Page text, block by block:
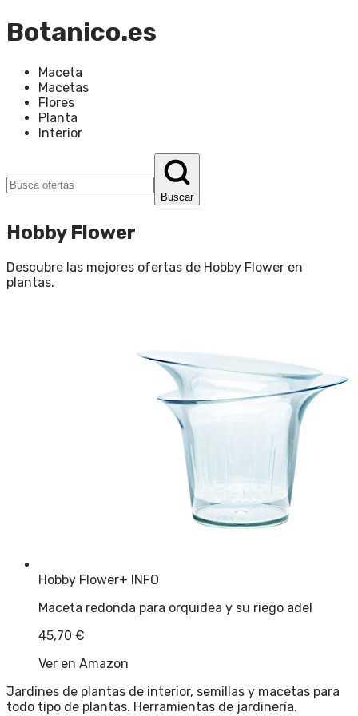
Botanico.es
Maceta
Macetas
Flores
Planta
Interior
Buscar
Hobby Flower
Descubre las mejores ofertas de Hobby Flower en
plantas.
Hobby Flower+ INFO
Maceta redonda para orquidea y su riego adel
45,70 €
Ver en Amazon
Jardines de plantas de interior, semillas y macetas para
todo tipo de plantas. Herramientas de jardinería.